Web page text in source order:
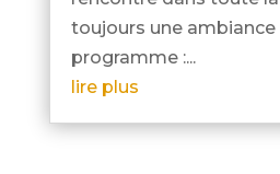
toujours une ambiance
programme :...
lire plus